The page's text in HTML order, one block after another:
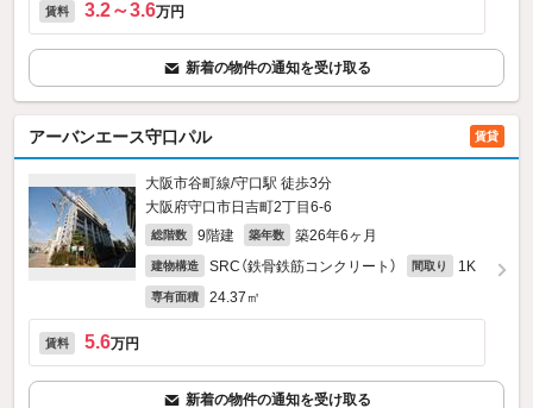
賃料 3.2～3.6万円
新着の物件の通知を受け取る
アーバンエース守口パル 賃貸
大阪市谷町線/守口駅 徒歩3分
大阪府守口市日吉町2丁目6-6
総階数 9階建 築年数 築26年6ヶ月
建物構造 SRC（鉄骨鉄筋コンクリート） 間取り 1K
専有面積 24.37㎡
賃料 5.6万円
新着の物件の通知を受け取る